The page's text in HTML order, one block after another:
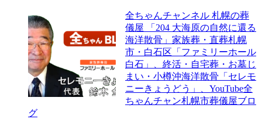
日
よ
り
有
料
化
さ
れ
16,000
ん
ャ
ン
ネ
全ちゃんチャンネル 札幌の葬
儀屋 「204 大海原の自然に還る
海洋散骨」家族葬・直葬札幌
市・白石区「ファミリーホール
白石」、終活・自宅葬・お墓じ
まい・小樽沖海洋散骨「セレモ
ニーきょうどう」、YouTube全
ちゃんチャン札幌市葬儀屋ブロ
グ